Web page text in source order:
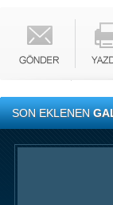
SON EKLENEN